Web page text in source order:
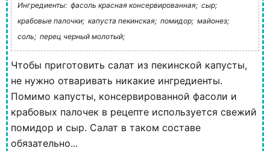
Ингредиенты: фасоль красная консервированная; сыр;
крабовые палочки; капуста пекинская; помидор; майонез;
соль; перец черный молотый;
Чтобы приготовить салат из пекинской капусты,
не нужно отваривать никакие ингредиенты.
Помимо капусты, консервированной фасоли и
крабовых палочек в рецепте используется свежий
помидор и сыр. Салат в таком составе
обязательно...